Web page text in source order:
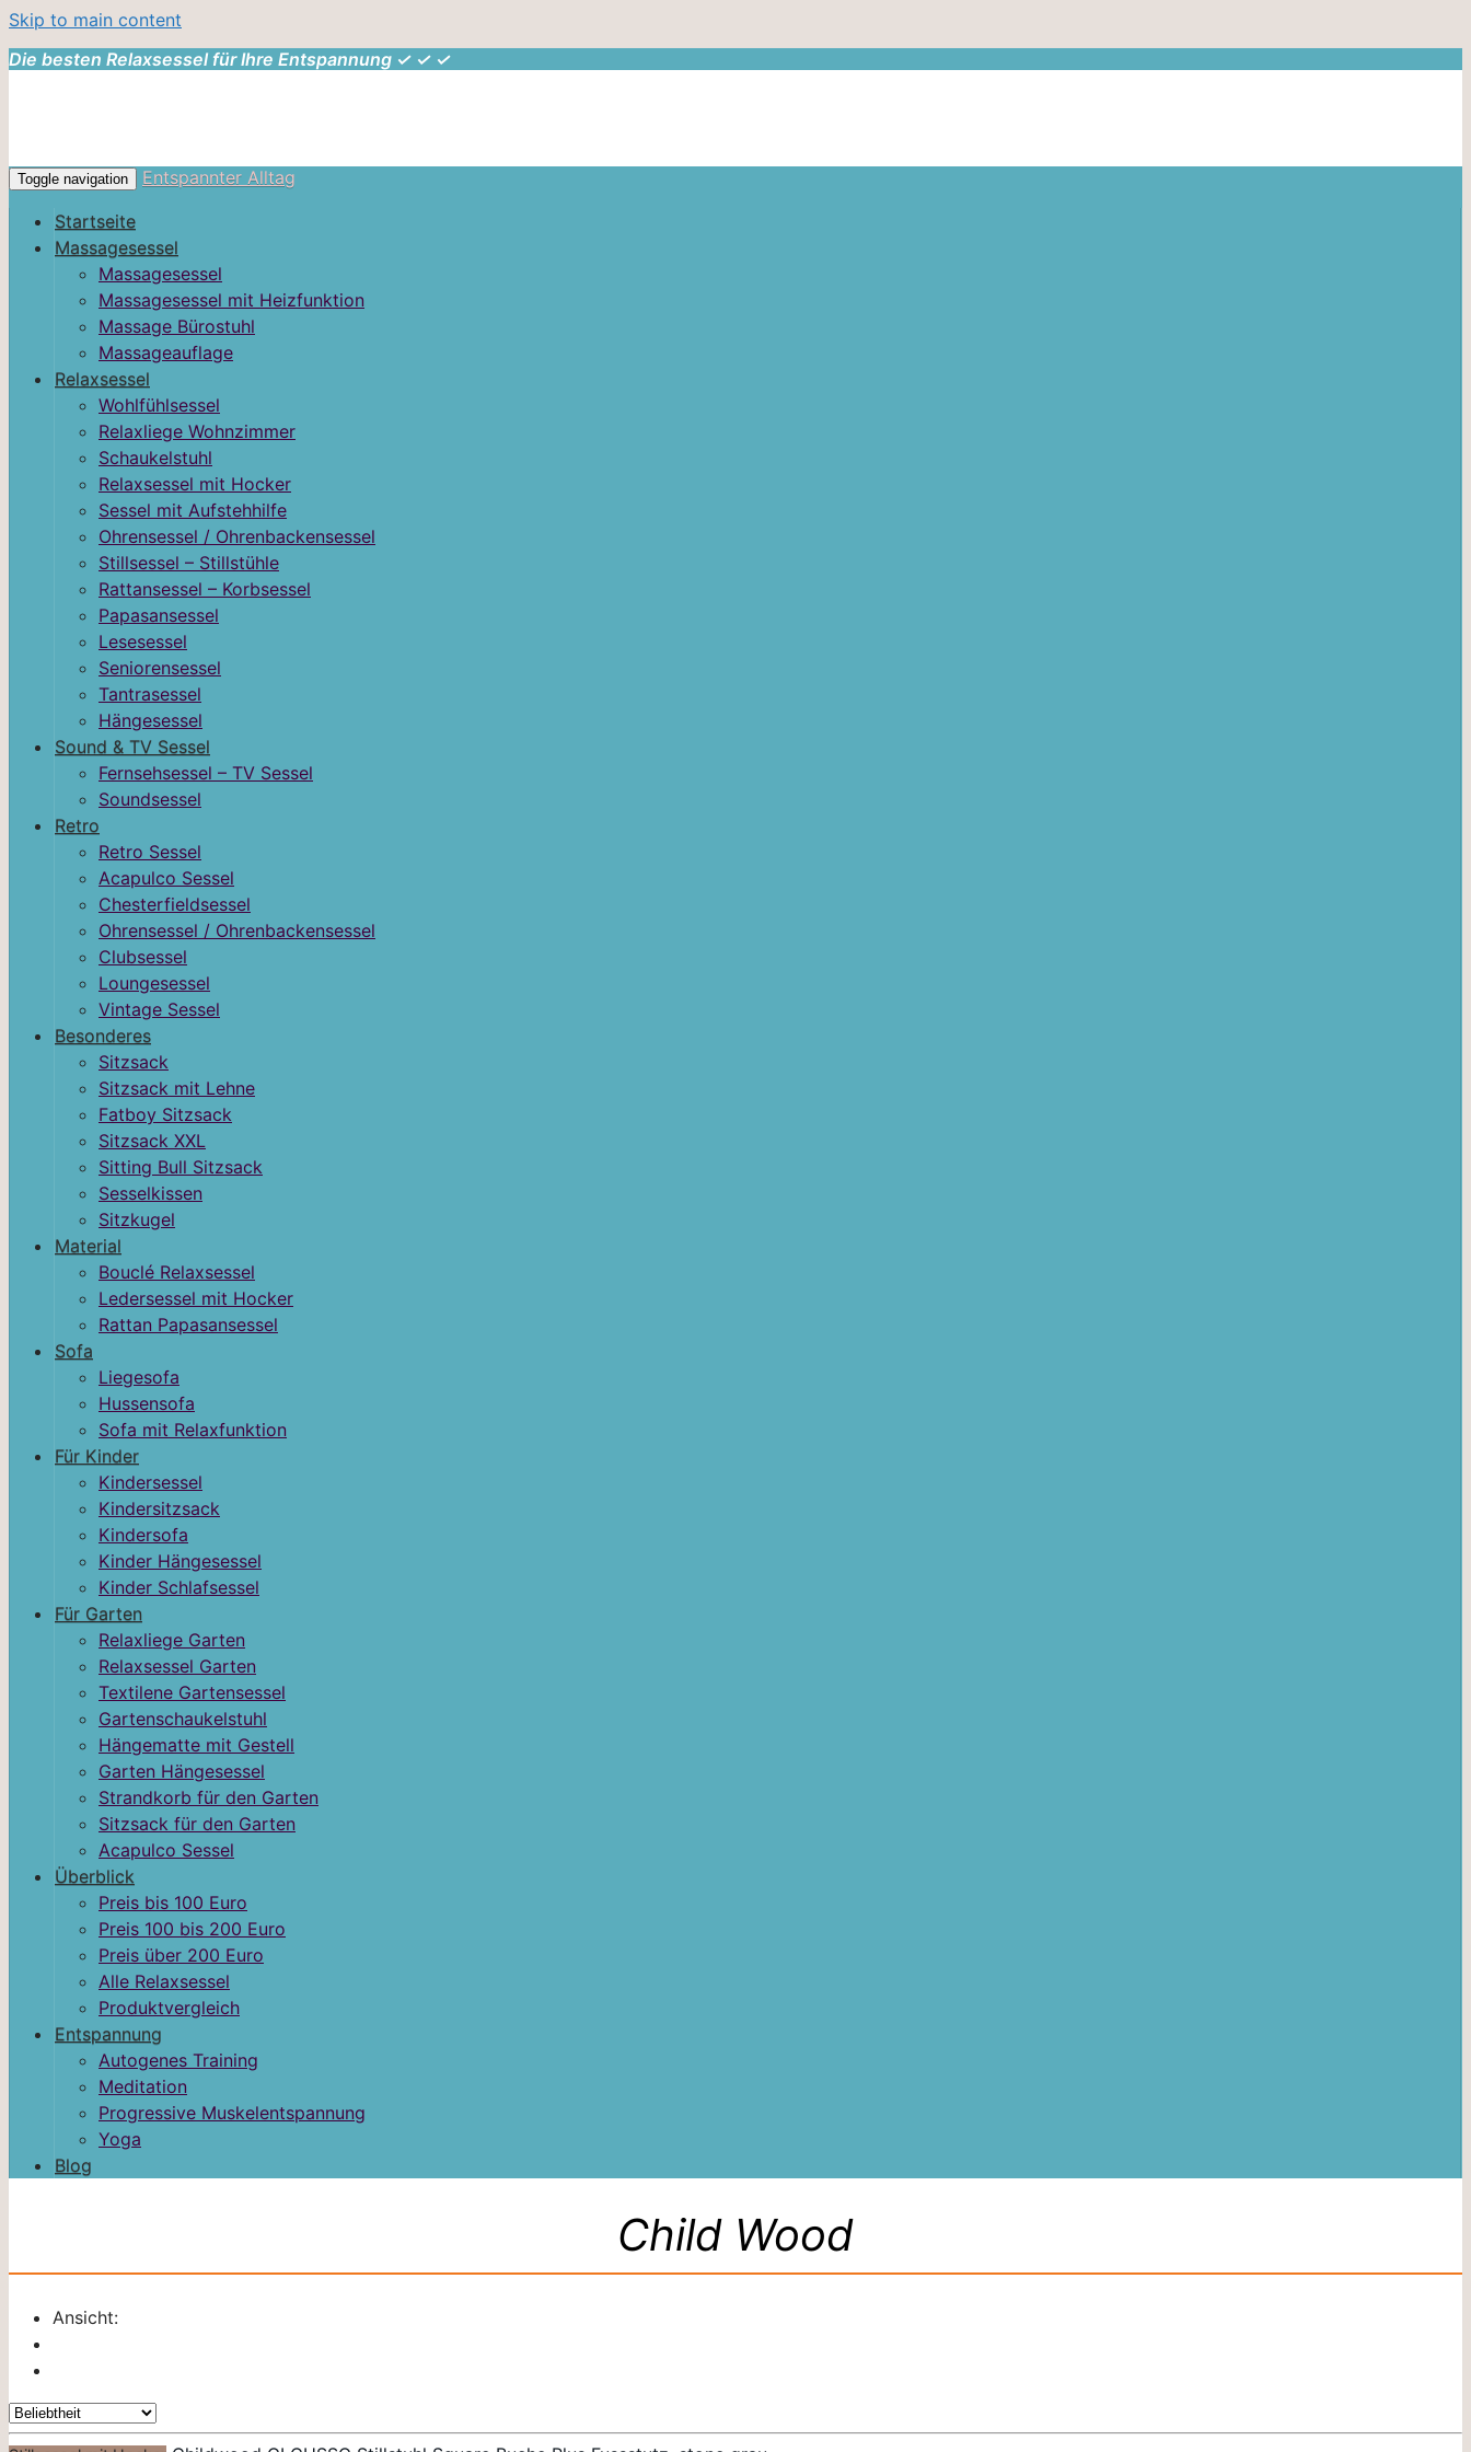
Skip to main content
Die besten Relaxsessel für Ihre Entspannung ✓ ✓ ✓
Toggle navigation
Entspannter Alltag
Startseite
Massagesessel
Massagesessel
Massagesessel mit Heizfunktion
Massage Bürostuhl
Massageauflage
Relaxsessel
Wohlfühlsessel
Relaxliege Wohnzimmer
Schaukelstuhl
Relaxsessel mit Hocker
Sessel mit Aufstehhilfe
Ohrensessel / Ohrenbackensessel
Stillsessel – Stillstühle
Rattansessel – Korbsessel
Papasansessel
Lesesessel
Seniorensessel
Tantrasessel
Hängesessel
Sound & TV Sessel
Fernsehsessel – TV Sessel
Soundsessel
Retro
Retro Sessel
Acapulco Sessel
Chesterfieldsessel
Ohrensessel / Ohrenbackensessel
Clubsessel
Loungesessel
Vintage Sessel
Besonderes
Sitzsack
Sitzsack mit Lehne
Fatboy Sitzsack
Sitzsack XXL
Sitting Bull Sitzsack
Sesselkissen
Sitzkugel
Material
Bouclé Relaxsessel
Ledersessel mit Hocker
Rattan Papasansessel
Sofa
Liegesofa
Hussensofa
Sofa mit Relaxfunktion
Für Kinder
Kindersessel
Kindersitzsack
Kindersofa
Kinder Hängesessel
Kinder Schlafsessel
Für Garten
Relaxliege Garten
Relaxsessel Garten
Textilene Gartensessel
Gartenschaukelstuhl
Hängematte mit Gestell
Garten Hängesessel
Strandkorb für den Garten
Sitzsack für den Garten
Acapulco Sessel
Überblick
Preis bis 100 Euro
Preis 100 bis 200 Euro
Preis über 200 Euro
Alle Relaxsessel
Produktvergleich
Entspannung
Autogenes Training
Meditation
Progressive Muskelentspannung
Yoga
Blog
Child Wood
Ansicht: